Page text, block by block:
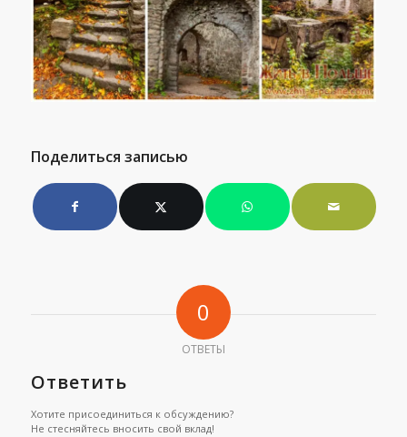
Поделиться записью
0
ОТВЕТЫ
Ответить
Хотите присоединиться к обсуждению?
Не стесняйтесь вносить свой вклад!